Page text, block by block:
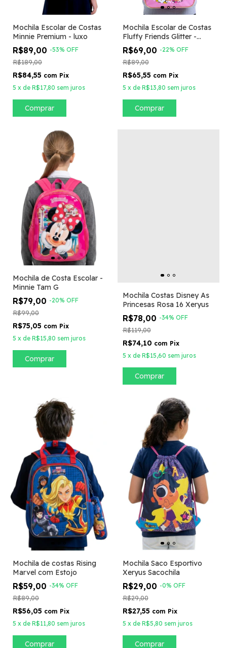
Mochila Escolar de Costas
Minnie Premium - luxo
R$89,00 -53% OFF
R$189,00
R$84,55 com Pix
5 x de R$17,80 sem juros
Comprar
Mochila Escolar de Costas
Fluffy Friends Glitter -
Xeryus
R$69,00 -22% OFF
R$89,00
R$65,55 com Pix
5 x de R$13,80 sem juros
Comprar
Mochila de Costa Escolar -
Minnie Tam G
R$79,00 -20% OFF
R$99,00
R$75,05 com Pix
5 x de R$15,80 sem juros
Comprar
Mochila Costas Disney As
Princesas Rosa 16 Xeryus
R$78,00 -34% OFF
R$119,00
R$74,10 com Pix
5 x de R$15,60 sem juros
Comprar
Mochila de costas Rising
Marvel com Estojo
R$59,00 -34% OFF
R$89,00
R$56,05 com Pix
5 x de R$11,80 sem juros
Comprar
Mochila Saco Esportivo
Xeryus Sacochila
R$29,00 -0% OFF
R$29,00
R$27,55 com Pix
5 x de R$5,80 sem juros
Comprar